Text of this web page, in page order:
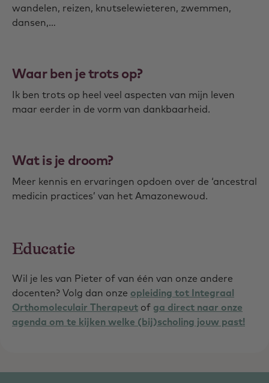
wandelen, reizen, knutselewieteren, zwemmen,
dansen,…
Waar ben je trots op?
Ik ben trots op heel veel aspecten van mijn leven
maar eerder in de vorm van dankbaarheid.
Wat is je droom?
Meer kennis en ervaringen opdoen over de ‘ancestral
medicin practices’ van het Amazonewoud.
Educatie
Wil je les van Pieter of van één van onze andere
docenten? Volg dan onze opleiding tot Integraal
Orthomoleculair Therapeut of ga direct naar onze
agenda om te kijken welke (bij)scholing jouw past!